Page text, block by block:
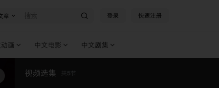
章 登录 快速注册
画 中文电影 中文剧集
视频选集 共 5 节